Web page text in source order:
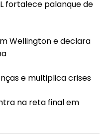
Isso porque a
suaviza a
a ardência da
Diante do
pode durar mais
fortalece palanque de
Wellington e declara
e multiplica crises
na reta final em